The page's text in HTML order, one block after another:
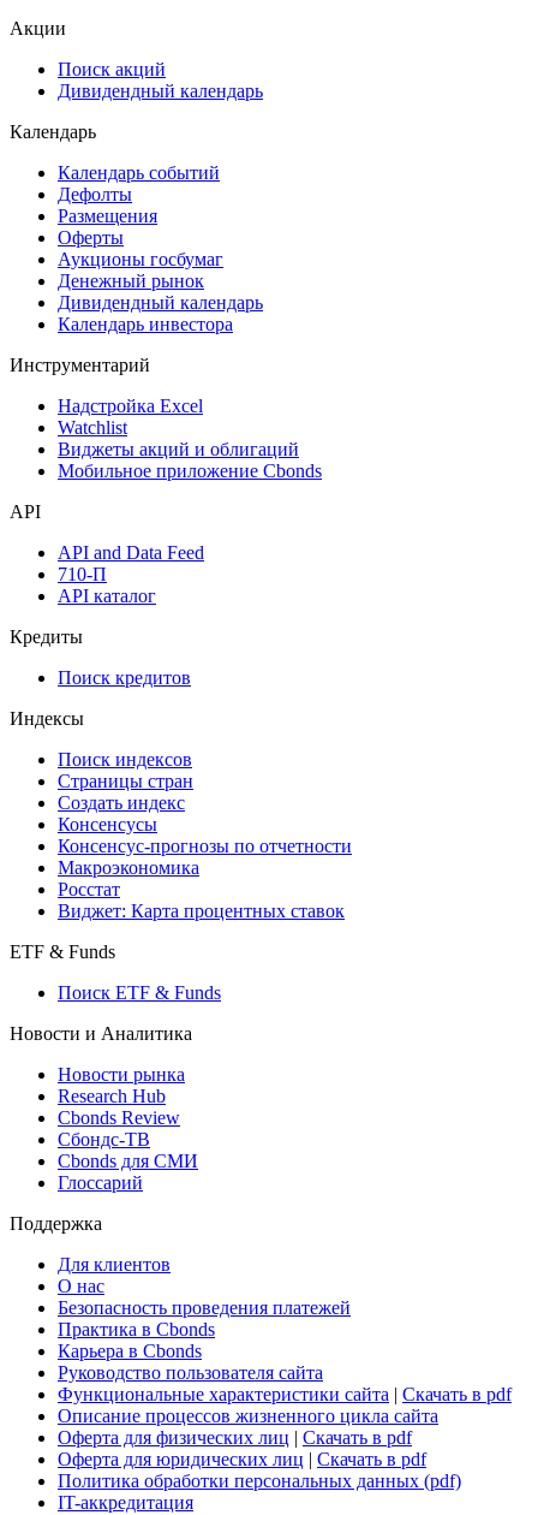
Акции
Поиск акций
Дивидендный календарь
Календарь
Календарь событий
Дефолты
Размещения
Оферты
Аукционы госбумаг
Денежный рынок
Дивидендный календарь
Календарь инвестора
Инструментарий
Надстройка Excel
Watchlist
Виджеты акций и облигаций
Мобильное приложение Cbonds
API
API and Data Feed
710-П
API каталог
Кредиты
Поиск кредитов
Индексы
Поиск индексов
Страницы стран
Создать индекс
Консенсусы
Консенсус-прогнозы по отчетности
Макроэкономика
Росстат
Виджет: Карта процентных ставок
ETF & Funds
Поиск ETF & Funds
Новости и Аналитика
Новости рынка
Research Hub
Cbonds Review
Сбондс-ТВ
Cbonds для СМИ
Глоссарий
Поддержка
Для клиентов
О нас
Безопасность проведения платежей
Практика в Cbonds
Карьера в Cbonds
Руководство пользователя сайта
Функциональные характеристики сайта | Скачать в pdf
Описание процессов жизненного цикла сайта
Оферта для физических лиц | Скачать в pdf
Оферта для юридических лиц | Скачать в pdf
Политика обработки персональных данных (pdf)
IT-аккредитация